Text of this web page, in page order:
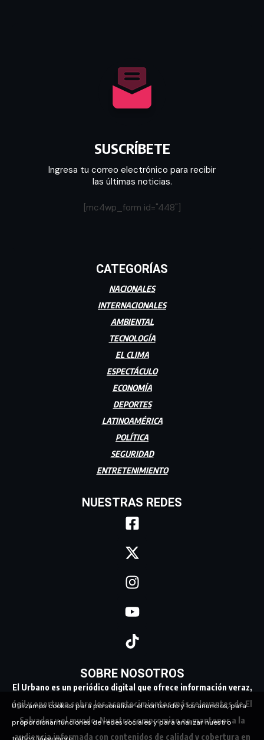
SUSCRÍBETE
Ingresa tu correo electrónico para recibir
las últimas noticias.
[mc4wp_form id="448"]
CATEGORÍAS
NACIONALES
INTERNACIONALES
AMBIENTAL
TECNOLOGÍA
EL CLIMA
ESPECTÁCULO
ECONOMÍA
DEPORTES
LATINOAMÉRICA
POLÍTICA
SEGURIDAD
ENTRETENIMIENTO
NUESTRAS REDES
SOBRE NOSOTROS
El Urbano es un periódico digital que ofrece información veraz,
ágil y oportuna sobre los acontecimientos más relevantes de El
Salvador y el mundo. Nuestro compromiso es mantener a la
audiencia informada con contenidos de calidad y cobertura en
Utilizamos cookies para personalizar el contenido y los anuncios, para
proporcionar funciones de redes sociales y para analizar nuestro